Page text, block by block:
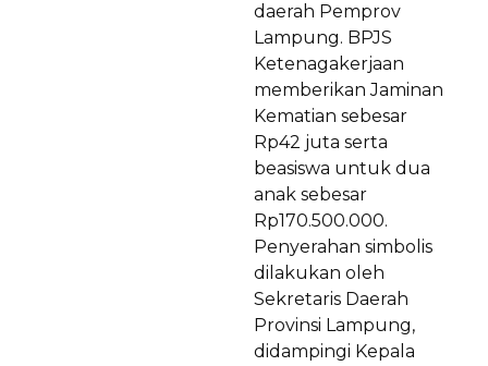
daerah Pemprov
Lampung. BPJS
Ketenagakerjaan
memberikan Jaminan
Kematian sebesar
Rp42 juta serta
beasiswa untuk dua
anak sebesar
Rp170.500.000.
Penyerahan simbolis
dilakukan oleh
Sekretaris Daerah
Provinsi Lampung,
didampingi Kepala